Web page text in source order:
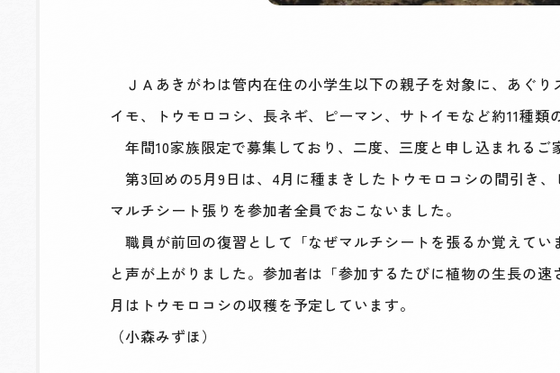
ＪＡあきがわは管内在住の小学生以下の親子を対象に、あぐ
イモ、トウモロコシ、長ネギ、ピーマン、サトイモなど約11種類
年間10家族限定で募集しており、二度、三度と申し込まれるご
第3回めの5月9日は、4月に種まきしたトウモロコシの間引き
マルチシート張りを参加者全員でおこないました。
職員が前回の復習として「なぜマルチシートを張るか覚えてい
と声が上がりました。参加者は「参加するたびに植物の生長の
月はトウモロコシの収穫を予定しています。
（小森みずほ）